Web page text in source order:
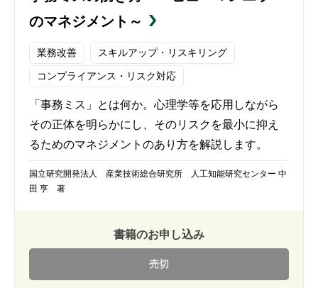
のマネジメント～
業務改善 スキルアップ・リスキリング
コンプライアンス・リスク対応
「事務ミス」とは何か。心理学等を応用しながら
その正体を明らかにし、そのリスクを最小に抑え
るためのマネジメントのあり方を解説します。
国立研究開発法人 産業技術総合研究所 人工知能研究センター 中
田 亨 著
書籍のお申し込み
売切